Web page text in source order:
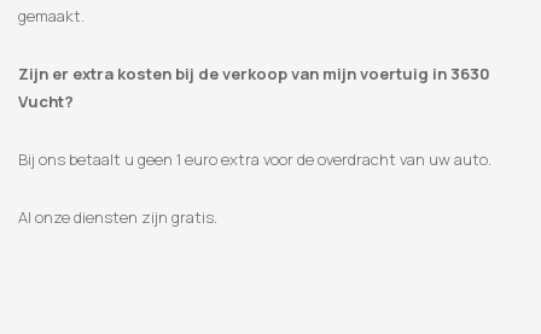
gemaakt.
Zijn er extra kosten bij de verkoop van mijn voertuig in 3630
Vucht?
Bij ons betaalt u geen 1 euro extra voor de overdracht van uw auto.
Al onze diensten zijn gratis.